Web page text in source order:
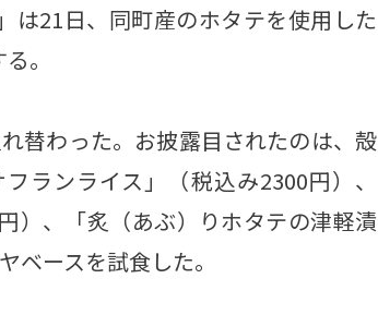
21日、同町産のホタテを使用した
。
替わった。お披露目されたのは、殻
ランライス」（税込み2300円）、
）、「炙（あぶ）りホタテの津軽漬
ベースを試食した。